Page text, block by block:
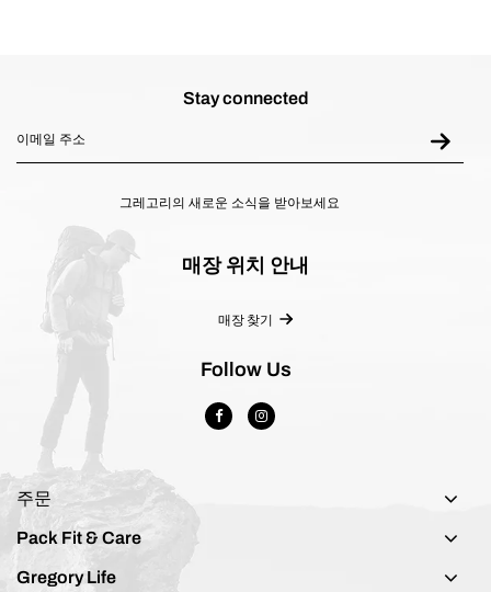
Stay connected
그레고리의 새로운 소식을 받아보세요
매장 위치 안내
매장 찾기
Follow Us
주문
Pack Fit & Care
Gregory Life